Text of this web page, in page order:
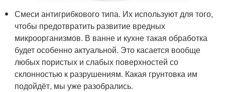
Смеси антигрибкового типа. Их используют для того,
чтобы предотвратить развитие вредных
микроорганизмов. В ванне и кухне такая обработка
будет особенно актуальной. Это касается вообще
любых пористых и слабых поверхностей со
склонностью к разрушениям. Какая грунтовка им
подойдёт, мы уже разобрались.